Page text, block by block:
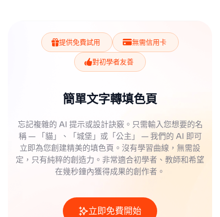
提供免費試用 無需信用卡
對初學者友善
簡單文字轉填色頁
忘記複雜的 AI 提示或設計訣竅。只需輸入您想要的名
稱 — 「貓」、「城堡」或「公主」 — 我們的 AI 即可
立即為您創建精美的填色頁。沒有學習曲線，無需設
定，只有純粹的創造力。非常適合初學者、教師和希望
在幾秒鐘內獲得成果的創作者。
立即免費開始